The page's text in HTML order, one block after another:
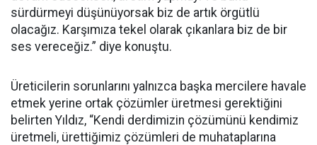
sürdürmeyi düşünüyorsak biz de artık örgütlü
olacağız. Karşımıza tekel olarak çıkanlara biz de bir
ses vereceğiz.” diye konuştu.
Üreticilerin sorunlarını yalnızca başka mercilere havale
etmek yerine ortak çözümler üretmesi gerektiğini
belirten Yıldız, “Kendi derdimizin çözümünü kendimiz
üretmeli, ürettiğimiz çözümleri de muhataplarına